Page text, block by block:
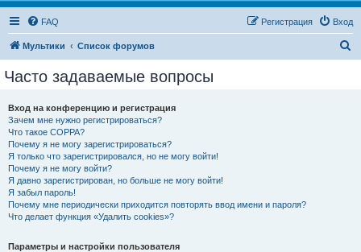
FAQ Вход
Регистрация
Мультики Список форумов
Часто задаваемые вопросы
Вход на конференцию и регистрация
Зачем мне нужно регистрироваться?
Что такое COPPA?
Почему я не могу зарегистрироваться?
Я только что зарегистрировался, но не могу войти!
Почему я не могу войти?
Я давно зарегистрирован, но больше не могу войти!
Я забыл пароль!
Почему мне периодически приходится повторять ввод имени и пароля?
Что делает функция «Удалить cookies»?
Параметры и настройки пользователя